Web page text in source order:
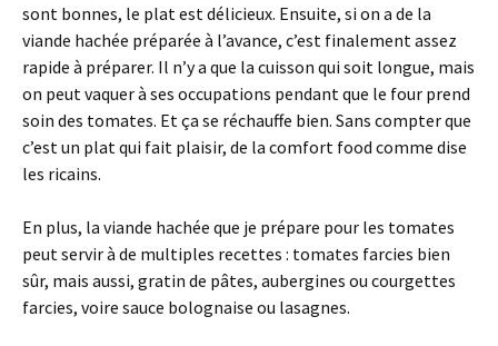
sont bonnes, le plat est délicieux. Ensuite, si on a de la
viande hachée préparée à l’avance, c’est finalement assez
rapide à préparer. Il n’y a que la cuisson qui soit longue, mais
on peut vaquer à ses occupations pendant que le four prend
soin des tomates. Et ça se réchauffe bien. Sans compter que
c’est un plat qui fait plaisir, de la comfort food comme dise
les ricains.
En plus, la viande hachée que je prépare pour les tomates
peut servir à de multiples recettes : tomates farcies bien
sûr, mais aussi, gratin de pâtes, aubergines ou courgettes
farcies, voire sauce bolognaise ou lasagnes.